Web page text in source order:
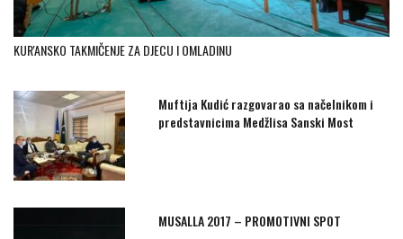
KUR'ANSKO TAKMIČENJE ZA DJECU I OMLADINU
Muftija Kudić razgovarao sa načelnikom i
predstavnicima Medžlisa Sanski Most
MUSALLA 2017 – PROMOTIVNI SPOT